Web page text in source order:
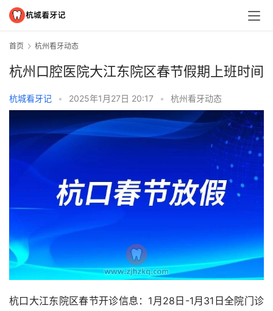
首页 杭州看牙动态
杭州口腔医院大江东院区春节假期上班时间
杭城看牙记 • 2025年1月27日 20:17 • 杭州看牙动态
杭口大江东院区春节开诊信息：1月28日-1月31日全院门诊